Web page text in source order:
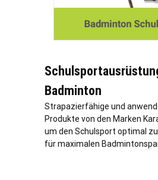
Badminton
Strapazierfähige und
Produkte von den Marken
um den Schulsport optimal
für maximalen